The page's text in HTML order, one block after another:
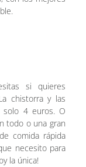
si quieres
chistorra y las
solo 4 euros. O
todo o una gran
comida rápida
necesito para
la única!